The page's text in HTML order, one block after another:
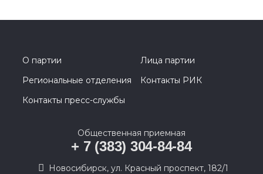
О партии
Лица партии
Региональные отделения
Контакты РИК
Контакты пресс-службы
Общественная приемная
+ 7 (383) 304-84-84
Новосибирск, ул. Красный проспект, 182/1